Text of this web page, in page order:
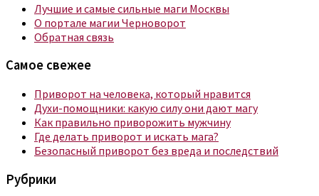
Лучшие и самые сильные маги Москвы
О портале магии Черноворот
Обратная связь
Самое свежее
Приворот на человека, который нравится
Духи-помощники: какую силу они дают магу
Как правильно приворожить мужчину
Где делать приворот и искать мага?
Безопасный приворот без вреда и последствий
Рубрики